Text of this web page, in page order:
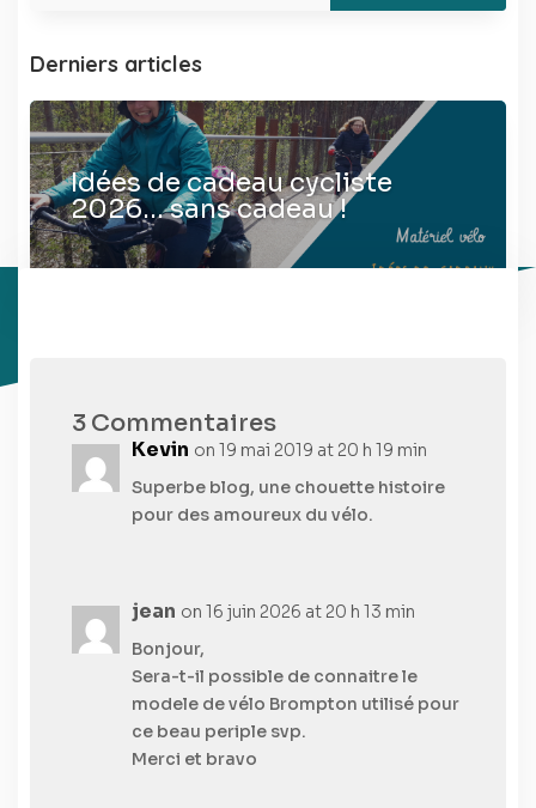
Derniers articles
Idées de cadeau cycliste
2026… sans cadeau !
3 Commentaires
Kevin on 19 mai 2019 at 20 h 19 min
Superbe blog, une chouette histoire
pour des amoureux du vélo.
jean on 16 juin 2026 at 20 h 13 min
Bonjour,
Sera-t-il possible de connaitre le
modele de vélo Brompton utilisé pour
ce beau periple svp.
Merci et bravo